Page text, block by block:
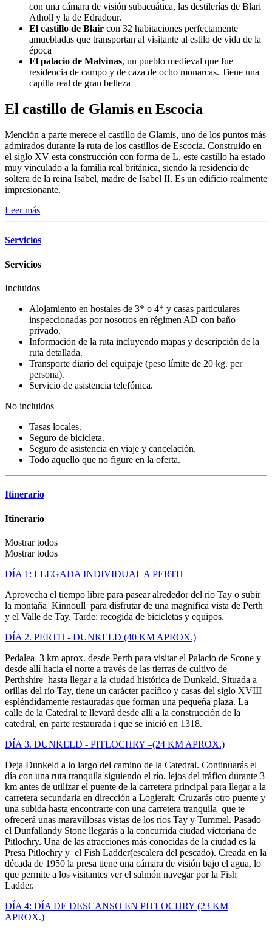
con una cámara de visión subacuática, las destilerías de Blari
Atholl y la de Edradour.
El castillo de Blair con 32 habitaciones perfectamente
amuebladas que transportan al visitante al estilo de vida de la
época
El palacio de Malvinas, un pueblo medieval que fue
residencia de campo y de caza de ocho monarcas. Tiene una
capilla real de gran belleza
El castillo de Glamis en Escocia
Mención a parte merece el castillo de Glamis, uno de los puntos más
admirados durante la ruta de los castillos de Escocia. Construido en
el siglo XV esta construcción con forma de L, este castillo ha estado
muy vinculado a la familia real británica, siendo la residencia de
soltera de la reina Isabel, madre de Isabel II. Es un edificio realmente
impresionante.
Leer más
Servicios
Servicios
Incluidos
Alojamiento en hostales de 3* o 4* y casas particulares
inspeccionadas por nosotros en régimen AD con baño
privado.
Información de la ruta incluyendo mapas y descripción de la
ruta detallada.
Transporte diario del equipaje (peso límite de 20 kg. per
persona).
Servicio de asistencia telefónica.
No incluidos
Tasas locales.
Seguro de bicicleta.
Seguro de asistencia en viaje y cancelación.
Todo aquello que no figure en la oferta.
Itinerario
Itinerario
Mostrar todos
Mostrar todos
DÍA 1: LLEGADA INDIVIDUAL A PERTH
Aprovecha el tiempo libre para pasear alrededor del río Tay o subir
la montaña Kinnoull para disfrutar de una magnífica vista de Perth
y el Valle de Tay. Tarde: recogida de bicicletas y equipos.
DÍA 2. PERTH - DUNKELD (40 KM APROX.)
Pedalea 3 km aprox. desde Perth para visitar el Palacio de Scone y
desde allí hacia el norte a través de las tierras de cultivo de
Perthshire hasta llegar a la ciudad histórica de Dunkeld. Situada a
orillas del río Tay, tiene un carácter pacífico y casas del siglo XVIII
espléndidamente restauradas que forman una pequeña plaza. La
calle de la Catedral te llevará desde allí a la construcción de la
catedral, en parte restaurada i que se inició en 1318.
DÍA 3. DUNKELD - PITLOCHRY –(24 KM APROX.)
Deja Dunkeld a lo largo del camino de la Catedral. Continuarás el
día con una ruta tranquila siguiendo el río, lejos del tráfico durante 3
km antes de utilizar el puente de la carretera principal para llegar a la
carretera secundaria en dirección a Logierait. Cruzarás otro puente y
una subida hasta encontrarte con una carretera tranquila que te
ofrecerá unas maravillosas vistas de los ríos Tay y Tummel. Pasado
el Dunfallandy Stone llegarás a la concurrida ciudad victoriana de
Pitlochry. Una de las atracciones más conocidas de la ciudad es la
Presa Pitlochry y el Fish Ladder(escalera del pescado). Creada en la
década de 1950 la presa tiene una cámara de visión bajo el agua, lo
que permite a los visitantes ver el salmón navegar por la Fish
Ladder.
DÍA 4: DÍA DE DESCANSO EN PITLOCHRY (23 KM
APROX.)